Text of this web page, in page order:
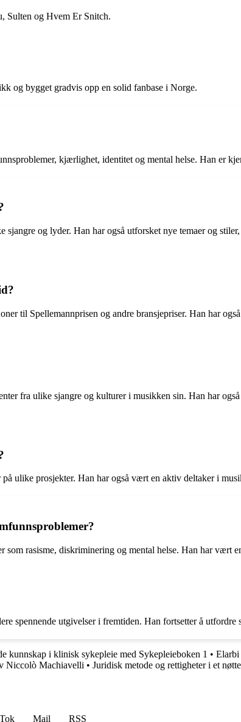
Sulten og Hvem Er Snitch.
og bygget gradvis opp en solid fanbase i Norge.
kjærlighet, identitet og mental helse. Han er
og lyder. Han har også utforsket nye temaer og
til Spellemannprisen og andre bransjepriser. Han har
fra ulike sjangre og kulturer i musikken sin. Han har
ulike prosjekter. Han har også vært en aktiv deltaker i
rasisme, diskriminering og mental helse. Han har vært
spennende utgivelser i fremtiden. Han fortsetter å
kunnskap i klinisk sykepleie med Sykepleieboken 1 • Elarbi
Niccolò Machiavelli • Juridisk metode og rettigheter i et
Mail RSS